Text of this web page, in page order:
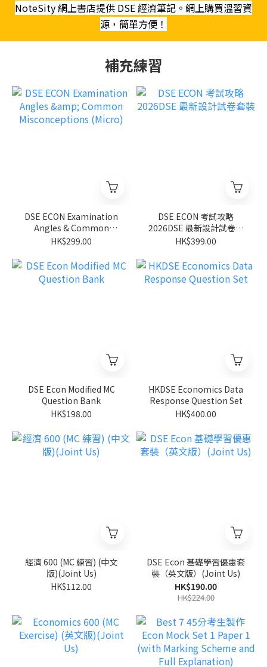
NoteSity 網上書店提供 DSE 經濟筆記。網上購買溫習資
源，簡單方便！
補充練習
DSE ECON Examination
Angles & Common
Misconceptions (Micro)
HK$299.00
DSE ECON 考試攻略
2026DSE 最新設計試卷套
裝
HK$399.00
DSE Econ Modified MC
Question Bank
HK$198.00
HKDSE Economics Data
Response Question Set
HK$400.00
經濟 600 (MC 練習) (中文
版)(Joint Us)
HK$112.00
DSE Econ 基礎學習優惠套
裝（英文版）(Joint Us)
HK$190.00
HK$224.00